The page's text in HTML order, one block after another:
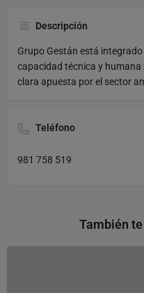
Descripción
Grupo Gestán está
capacidad técnica y
clara apuesta por el sector
Teléfono
981 758 519
También